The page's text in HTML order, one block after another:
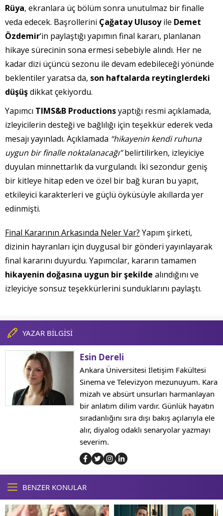
Rüya, ekranlara üç bölüm sonra unutulmaz bir finalle
veda edecek. Başrollerini Çağatay Ulusoyile Demet
Özdemir‘in paylaştığı yapımın final kararı, planlanan
hikaye sürecinin sona ermesi sebebiyle alındı. Her ne
kadar dizi üçüncü sezonu ile devam edebileceği yönünde
beklentiler yaratsa da, son haftalarda reytinglerdeki
düşüşdikkat çekiyordu.
Yapımcı TIMS&B Productionsyaptığı resmi açıklamada,
izleyicilerin desteği ve bağlılığı için teşekkür ederek veda
mesajı yayınladı. Açıklamada “hikayenin kendi ruhuna
uygun bir finalle noktalanacağı”belirtilirken, izleyiciye
duyulan minnettarlık da vurgulandı. İki sezondur geniş
bir kitleye hitap eden ve özel bir bağ kuran bu yapıt,
etkileyici karakterleri ve güçlü öyküsüyle akıllarda yer
edinmişti.
Final Kararının Arkasında Neler Var? Yapım şirketi,
dizinin hayranları için duygusal bir gönderi yayınlayarak
final kararını duyurdu. Yapımcılar, kararın tamamen
hikayenin doğasına uygun bir şekilde alındığını ve
izleyiciye sonsuz teşekkürlerini sunduklarını paylaştı.
YAZAR BİLGİSİ
Esin Dereli
Ankara Üniversitesi İletişim Fakültesi
Sinema ve Televizyon mezunuyum. Kara
mizah ve absürt unsurları harmanlayan
bir anlatım dilim vardır. Günlük hayatın
sıradanlığını sıra dışı bakış açılarıyla ele
alır, diyalog odaklı senaryolar yazmayı
severim.
BENZER KONULAR